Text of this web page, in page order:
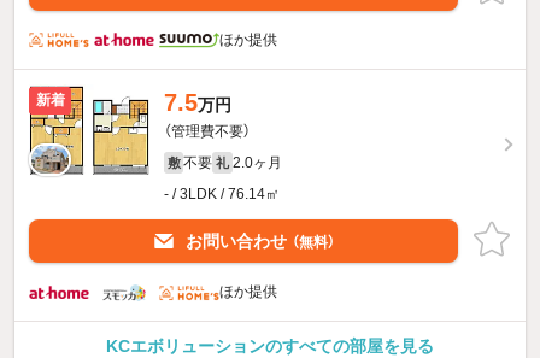
ほか提供
新着 7.5万円
（管理費不要）
敷 不要 礼 2.0ヶ月
- / 3LDK / 76.14㎡
お問い合わせ （無料）
ほか提供
KCエボリューションのすべての部屋を見る